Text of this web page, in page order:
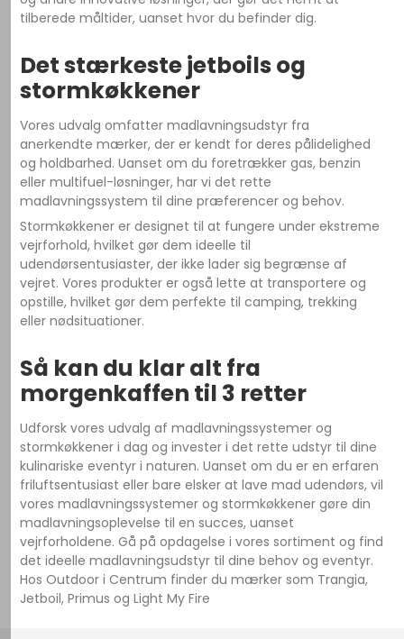
tilberede måltider, uanset hvor du befinder dig.
Det stærkeste jetboils og
stormkøkkener
Vores udvalg omfatter madlavningsudstyr fra
anerkendte mærker, der er kendt for deres pålidelighed
og holdbarhed. Uanset om du foretrækker gas, benzin
eller multifuel-løsninger, har vi det rette
madlavningssystem til dine præferencer og behov.
Stormkøkkener er designet til at fungere under ekstreme
vejrforhold, hvilket gør dem ideelle til
udendørsentusiaster, der ikke lader sig begrænse af
vejret. Vores produkter er også lette at transportere og
opstille, hvilket gør dem perfekte til camping, trekking
eller nødsituationer.
Så kan du klar alt fra
morgenkaffen til 3 retter
Udforsk vores udvalg af madlavningssystemer og
stormkøkkener i dag og invester i det rette udstyr til dine
kulinariske eventyr i naturen. Uanset om du er en erfaren
friluftsentusiast eller bare elsker at lave mad udendørs, vil
vores madlavningssystemer og stormkøkkener gøre din
madlavningsoplevelse til en succes, uanset
vejrforholdene. Gå på opdagelse i vores sortiment og find
det ideelle madlavningsudstyr til dine behov og eventyr.
Hos Outdoor i Centrum finder du mærker som Trangia,
Jetboil, Primus og Light My Fire